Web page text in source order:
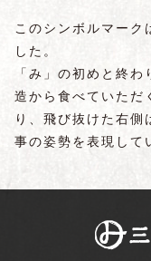
このシンボルマーク
した。
「み」の初めと終
造から食べていただ
り、飛び抜けた右側
事の姿勢を表現して